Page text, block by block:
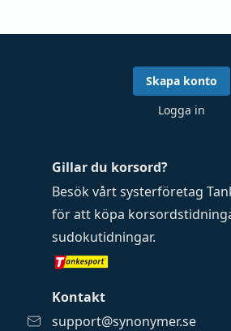
Gillar du korsord?
Besök vårt systerföretag
för att köpa
sudokutidningar.
Kontakt
support@synonymer.se
Skapa konto
Logga in